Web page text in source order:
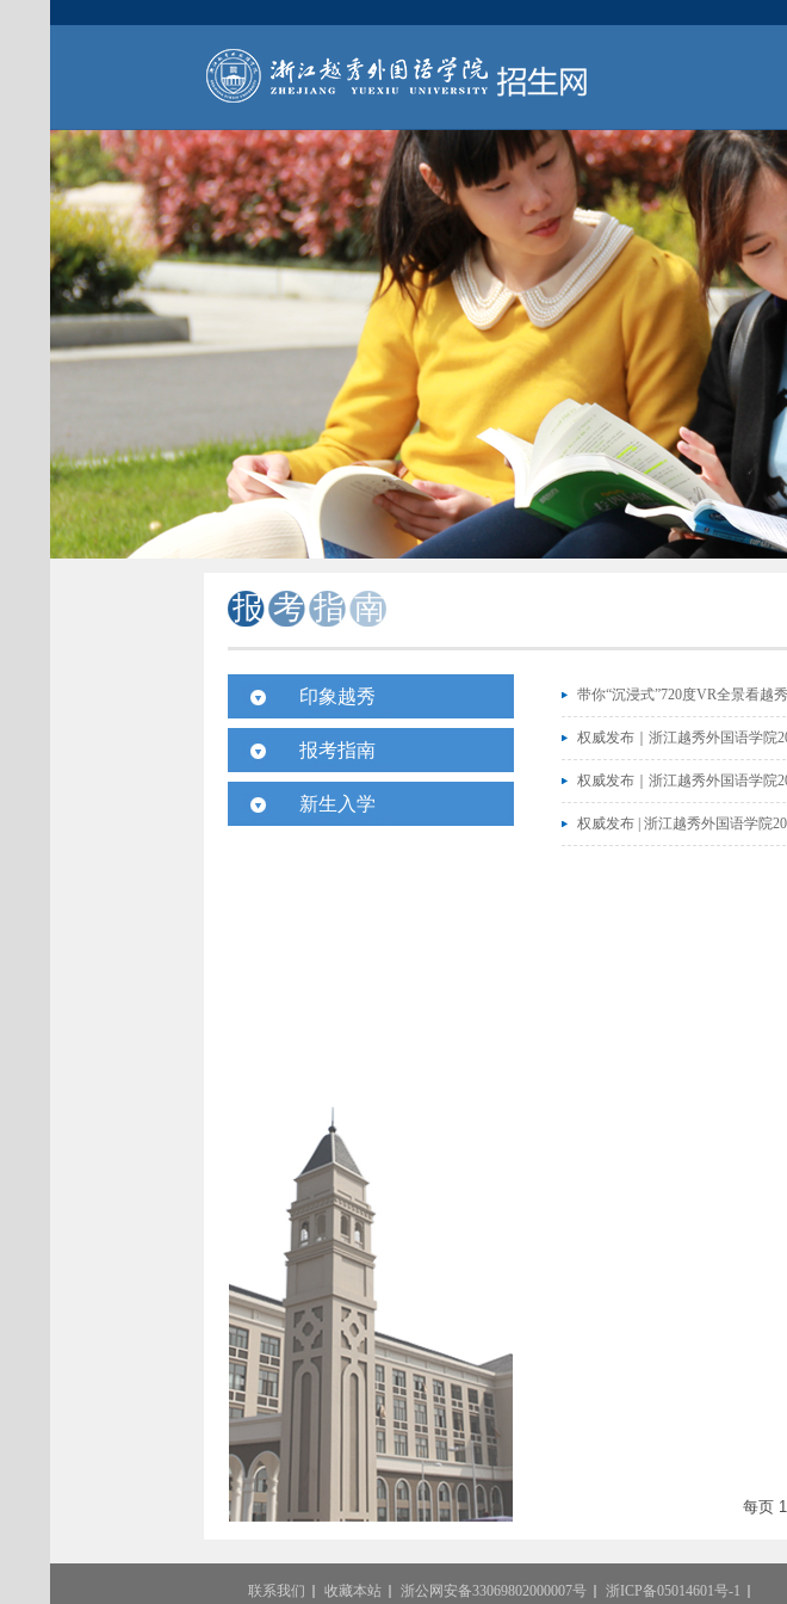
报考指南
印象越秀
校园视频
校园风景
报考指南
招生计划
新生入学
带你“沉浸式”720度VR全景看越秀
权威发布｜浙江越秀外国语学院
权威发布｜浙江越秀外国语学院
权威发布 | 浙江越秀外国语学院
每页
联系我们 收藏本站 浙公网安备33069802000007号 浙ICP备05014601号-1